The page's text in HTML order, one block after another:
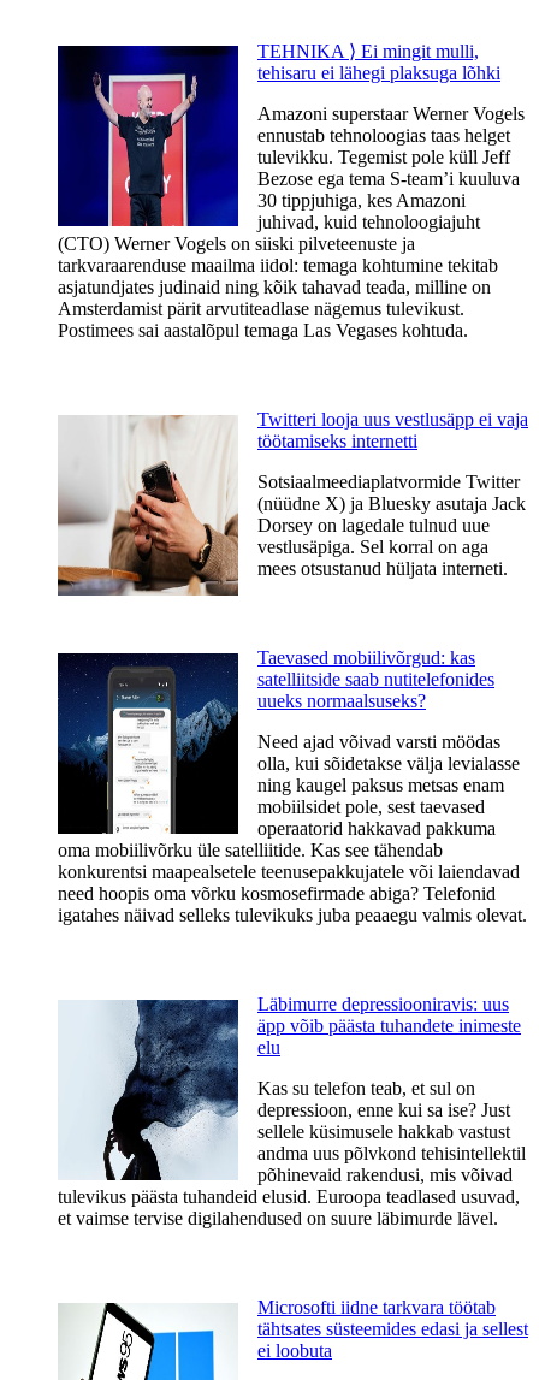
TEHNIKA ⟩ Ei mingit mulli,
tehisaru ei lähegi plaksuga lõhki
Amazoni superstaar Werner Vogels
ennustab tehnoloogias taas helget
tulevikku​. ​Tegemist pole küll Jeff
Bezose ega tema S-team’i kuuluva
30 tippjuhiga, kes Amazoni
juhivad, kuid tehnoloogiajuht
(CTO) Werner Vogels on siiski pilveteenuste ja
tarkvaraarenduse maailma iidol: temaga kohtumine tekitab
asjatundjates judinaid ning kõik tahavad teada, milline on
Amsterdamist pärit arvutiteadlase nägemus tulevikust.
Postimees sai aastalõpul temaga Las Vegases kohtuda.
Twitteri looja uus vestlusäpp ei vaja
töötamiseks internetti
Sotsiaalmeediaplatvormide Twitter
(nüüdne X) ja Bluesky asutaja Jack
Dorsey on lagedale tulnud uue
vestlusäpiga. Sel korral on aga
mees otsustanud hüljata interneti.
Taevased mobiilivõrgud: kas
satelliitside saab nutitelefonides
uueks normaalsuseks?
Need ajad võivad varsti möödas
olla, kui sõidetakse välja levialasse
ning kaugel paksus metsas enam
mobiilsidet pole, sest taevased
operaatorid hakkavad pakkuma
oma mobiilivõrku üle satelliitide. Kas see tähendab
konkurentsi maapealsetele teenusepakkujatele või laiendavad
need hoopis oma võrku kosmosefirmade abiga? Telefonid
igatahes näivad selleks tulevikuks juba peaaegu valmis olevat.
Läbimurre depressiooniravis: uus
äpp võib päästa tuhandete inimeste
elu
Kas su telefon teab, et sul on
depressioon, enne kui sa ise? Just
sellele küsimusele hakkab vastust
andma uus põlvkond tehisintellektil
põhinevaid rakendusi, mis võivad
tulevikus päästa tuhandeid elusid. Euroopa teadlased usuvad,
et vaimse tervise digilahendused on suure läbimurde lävel.
Microsofti iidne tarkvara töötab
tähtsates süsteemides edasi ja sellest
ei loobuta